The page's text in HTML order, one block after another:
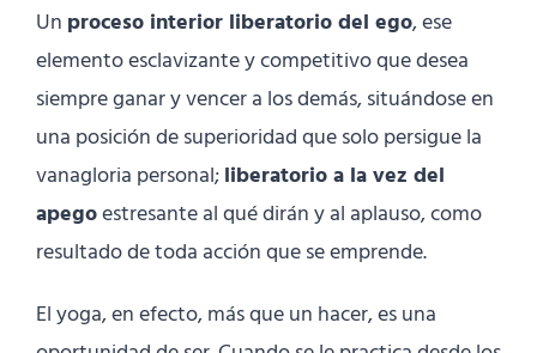
Un proceso interior liberatorio del ego, ese
elemento esclavizante y competitivo que desea
siempre ganar y vencer a los demás, situándose en
una posición de superioridad que solo persigue la
vanagloria personal;liberatorio a la vez del
apegoestresante al qué dirán y al aplauso, como
resultado de toda acción que se emprende.
El yoga, en efecto, más que un hacer, es una